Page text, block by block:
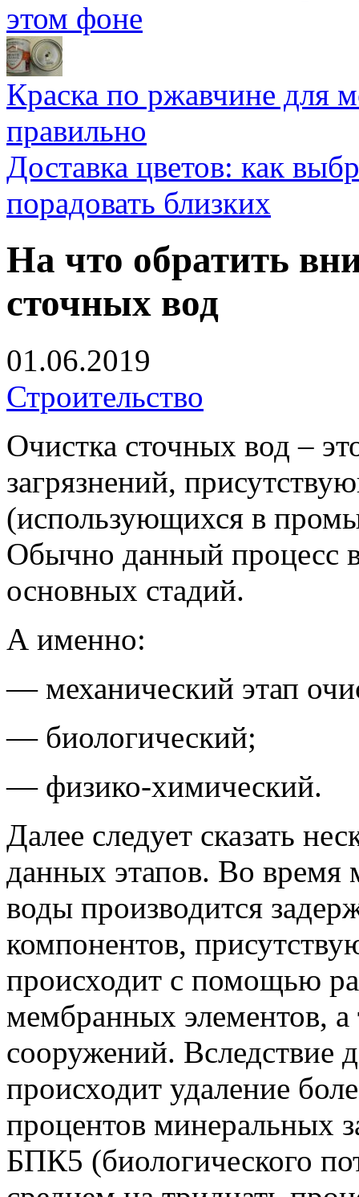
этом фоне
Краска по ржавчине для
правильно
Доставка цветов: как
порадовать близких
На что обратить
сточных вод
01.06.2019
Строительство
Очистка сточных вод –
загрязнений,
(использующихся в
Обычно данный процесс
основных стадий.
А именно:
— механический этап
— биологический;
— физико-химический.
Далее следует сказать
данных этапов. Во время
воды производится
компонентов,
происходит с помощью
мембранных элементов,
сооружений. Вследствие
происходит удаление
процентов минеральных
БПК5 (биологического